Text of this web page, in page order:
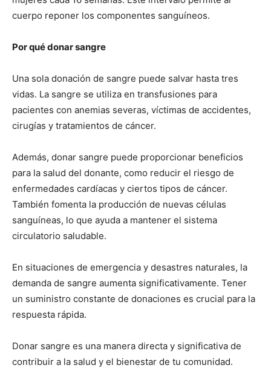
cuerpo reponer los componentes sanguíneos.
Por qué donar sangre
Una sola donación de sangre puede salvar hasta tres
vidas. La sangre se utiliza en transfusiones para
pacientes con anemias severas, víctimas de accidentes,
cirugías y tratamientos de cáncer.
Además, donar sangre puede proporcionar beneficios
para la salud del donante, como reducir el riesgo de
enfermedades cardíacas y ciertos tipos de cáncer.
También fomenta la producción de nuevas células
sanguíneas, lo que ayuda a mantener el sistema
circulatorio saludable.
En situaciones de emergencia y desastres naturales, la
demanda de sangre aumenta significativamente. Tener
un suministro constante de donaciones es crucial para la
respuesta rápida.
Donar sangre es una manera directa y significativa de
contribuir a la salud y el bienestar de tu comunidad.